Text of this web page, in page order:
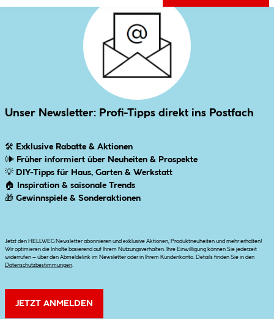
Unser Newsletter: Profi-Tipps direkt ins Postfach
🛠 Exklusive Rabatte & Aktionen
🕪 Früher informiert über Neuheiten & Prospekte
💡 DIY-Tipps für Haus, Garten & Werkstatt
🏠
Inspiration & saisonale Trends
🎁 Gewinnspiele & Sonderaktionen
Jetzt den HELLWEG Newsletter abonnieren und exklusive Aktionen, Produktneuheiten und mehr erhalten!
Wir optimieren die Inhalte basierend auf Ihrem Nutzungsverhalten. Ihre Einwilligung können Sie jederzeit
widerrufen – über den Abmeldelink im Newsletter oder in Ihrem Kundenkonto. Details finden Sie in den
Datenschutzbestimmungen
JETZT ANMELDEN